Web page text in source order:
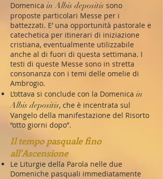
Domenica in Albis depositis sono
proposte particolari Messe per i
battezzati. E’ una opportunità pastorale e
catechetica per itinerari di iniziazione
cristiana, eventualmente utilizzabile
anche al di fuori di questa settimana. I
testi di queste Messe sono in stretta
consonanza con i temi delle omelie di
Ambrogio.
L’ottava si conclude con la Domenica in
Albis depositis, che è incentrata sul
Vangelo della manifestazione del Risorto
“otto giorni dopo”.
Il tempo pasquale fino
all'Ascensione
Le Liturgie della Parola nelle due
Domeniche pasquali immediatamente